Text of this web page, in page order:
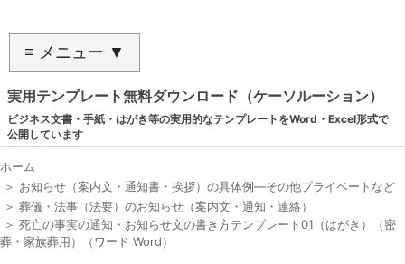
≡ メニュー ▼
実用テンプレート無料ダウンロード（ケーソルーション）
ビジネス文書・手紙・はがき等の実用的なテンプレートをWord・Excel形式で
公開しています
ホーム
＞ お知らせ（案内文・通知書・挨拶）の具体例―その他プライベートなど
＞ 葬儀・法事（法要）のお知らせ（案内文・通知・連絡）
＞ 死亡の事実の通知・お知らせ文の書き方テンプレート01（はがき）（密
葬・家族葬用）（ワード Word）